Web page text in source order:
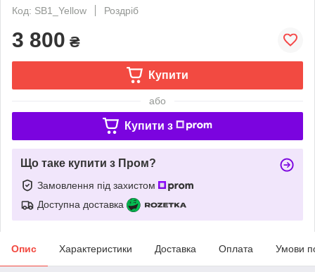
Код: SB1_Yellow
Роздріб
3 800 ₴
Купити
або
Купити з
Що таке купити з Пром?
Замовлення під захистом
Доступна доставка
Опис Характеристики Доставка Оплата Умови